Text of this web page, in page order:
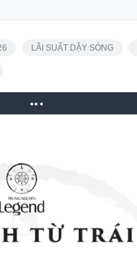
LÃI SUẤT DẬY SÓNG